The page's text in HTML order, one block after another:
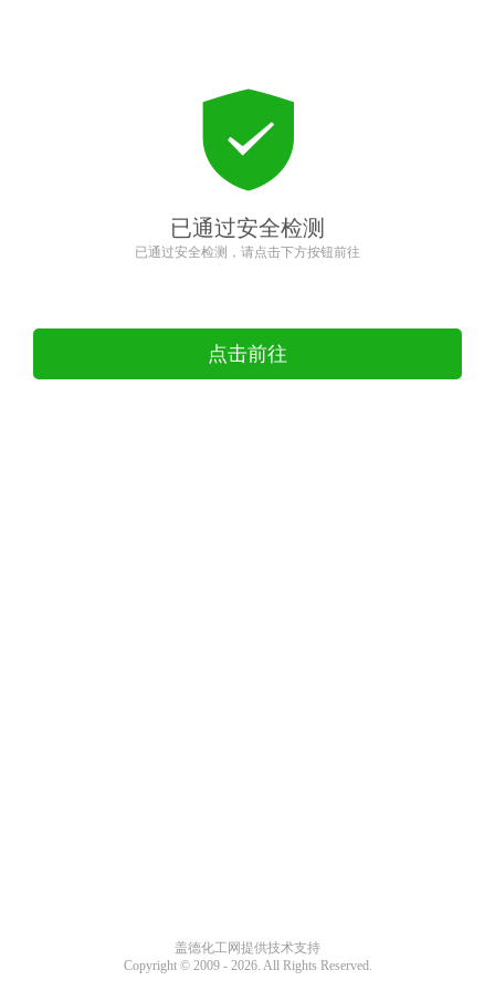
已通过安全检测
已通过安全检测，请点击下方按钮前往
点击前往
盖德化工网提供技术支持
Copyright © 2009 - 2026. All Rights Reserved.